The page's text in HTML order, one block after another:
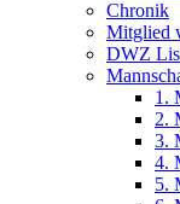
Chronik
Mitglied
DWZ
1.
2.
3.
4.
5.